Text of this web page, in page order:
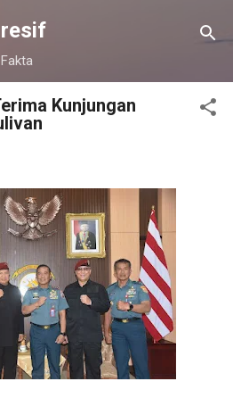
ke konten utama
Kunjungan